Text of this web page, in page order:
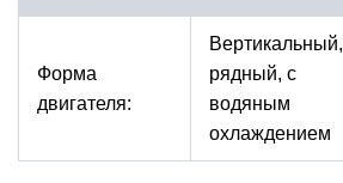
Форма
двигателя:
Вертикальный,
рядный, с
водяным
охлаждением